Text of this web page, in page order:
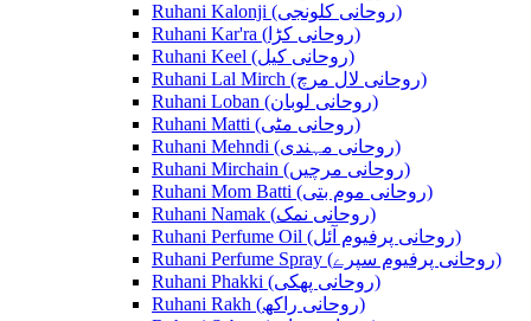
Ruhani Kalonji (روحانی کلونجی)
Ruhani Kar'ra (روحانی کڑا)
Ruhani Keel (روحانی کیل)
Ruhani Lal Mirch (روحانی لال مرچ)
Ruhani Loban (روحانی لوبان)
Ruhani Matti (روحانی مٹی)
Ruhani Mehndi (روحانی مہندی)
Ruhani Mirchain (روحانی مرچیں)
Ruhani Mom Batti (روحانی موم بتی)
Ruhani Namak (روحانی نمک)
Ruhani Perfume Oil (روحانی پرفیوم آئل)
Ruhani Perfume Spray (روحانی پرفیوم سپرے)
Ruhani Phakki (روحانی پھکی)
Ruhani Rakh (روحانی راکھ)